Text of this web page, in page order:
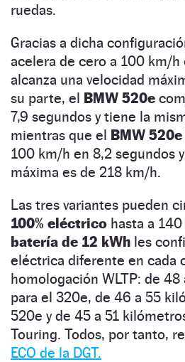
ruedas.
Gracias a dicha
acelera de cero a 100 km/h
alcanza una velocidad
su parte, el BMW 520e
7,9 segundos y tiene la
mientras que el BMW
100 km/h en 8,2 segundos
máxima es de 218 km/h.
Las tres variantes pueden
100% eléctrico hasta a
batería de 12 kWh les
eléctrica diferente en cada
homologación WLTP: de
para el 320e, de 46 a 55
520e y de 45 a 51
Touring. Todos, por tanto,
ECO de la DGT.